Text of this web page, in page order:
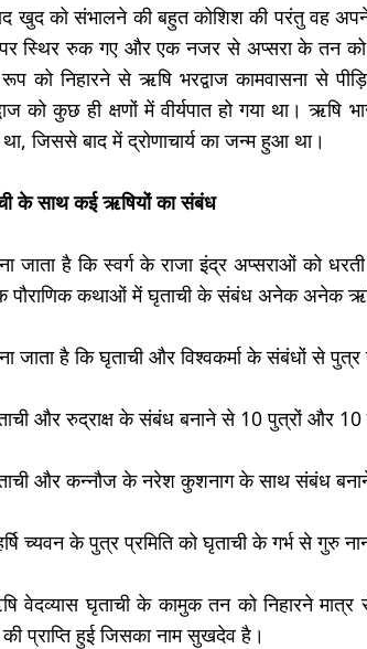
खुद को संभालने की बहुत कोशिश की परंतु वह
स्थिर रुक गए और एक नजर से अप्सरा के तन को
को निहारने से ऋषि भरद्वाज कामवासना से
को कुछ ही क्षणों में वीर्यपात हो गया था। ऋषि
था, जिससे बाद में द्रोणाचार्य का जन्म हुआ था।
के साथ कई ऋषियों का संबंध
जाता है कि स्वर्ग के राजा इंद्र अप्सराओं को
कथाओं में घृताची के संबंध अनेक अनेक
जाता है कि घृताची और विश्वकर्मा के संबंधों से पुत्र
और रुद्राक्ष के संबंध बनाने से 10 पुत्रों और 10
और कन्नौज के नरेश कुशनाग के साथ संबंध
च्यवन के पुत्र प्रमिति को घृताची के गर्भ से गुरु
वेदव्यास घृताची के कामुक तन को निहारने
प्राप्ति हुई जिसका नाम सुखदेव है।